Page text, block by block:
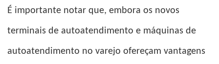
É importante notar que, embora os novos
terminais de autoatendimento e máquinas de
autoatendimento no varejo ofereçam vantagens